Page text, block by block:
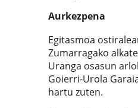
Aurkezpena
Egitasmoa
Zumarragako
Uranga osasun
Goierri-Urola
hartu zuten.